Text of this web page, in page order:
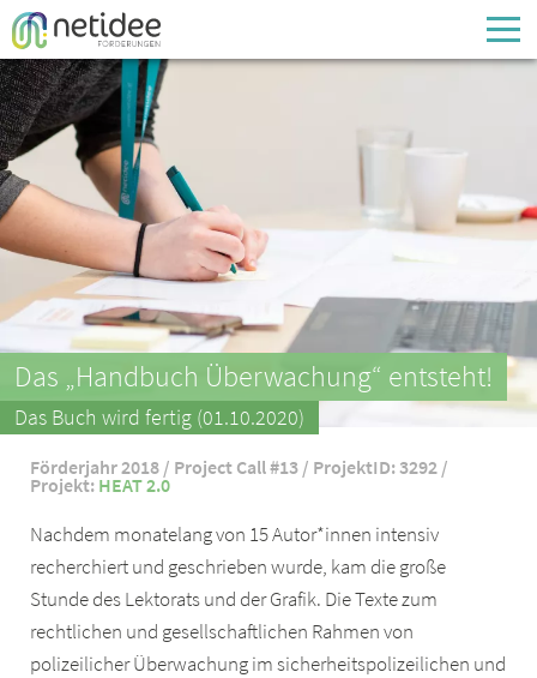
Enter your username or email address
Passwort
Passwort vergessen
Das „Handbuch Überwachung“ entsteht!
Das Buch wird fertig (01.10.2020)
Förderjahr 2018 / Project Call #13 / ProjektID: 3292 /
Projekt: HEAT 2.0
Nachdem monatelang von 15 Autor*innen intensiv
recherchiert und geschrieben wurde, kam die große
Stunde des Lektorats und der Grafik. Die Texte zum
rechtlichen und gesellschaftlichen Rahmen von
polizeilicher Überwachung im sicherheitspolizeilichen und